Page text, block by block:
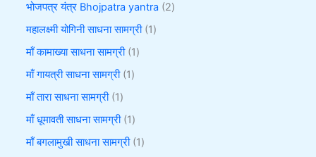
भोजपत्र यंत्र Bhojpatra yantra 2
महालक्ष्मी योगिनी साधना सामग्री 1
माँ कामाख्या साधना सामग्री 1
माँ गायत्री साधना सामग्री 1
माँ तारा साधना सामग्री 1
माँ धूमावती साधना सामग्री 1
माँ बगलामुखी साधना सामग्री 1